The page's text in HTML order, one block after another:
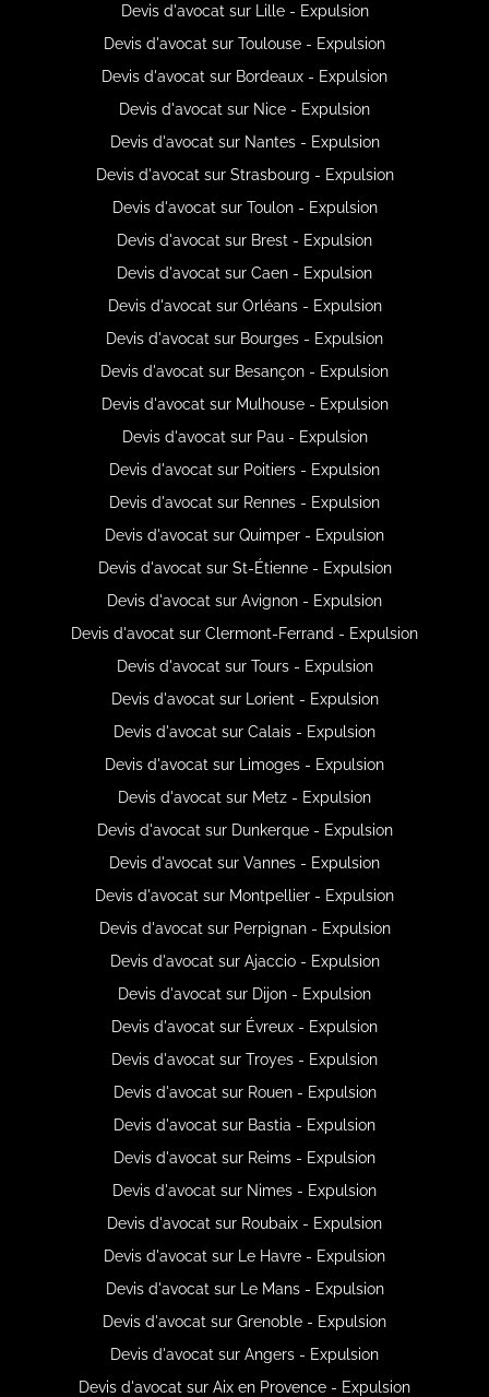
Devis d'avocat sur Lille - Expulsion
Devis d'avocat sur Toulouse - Expulsion
Devis d'avocat sur Bordeaux - Expulsion
Devis d'avocat sur Nice - Expulsion
Devis d'avocat sur Nantes - Expulsion
Devis d'avocat sur Strasbourg - Expulsion
Devis d'avocat sur Toulon - Expulsion
Devis d'avocat sur Brest - Expulsion
Devis d'avocat sur Caen - Expulsion
Devis d'avocat sur Orléans - Expulsion
Devis d'avocat sur Bourges - Expulsion
Devis d'avocat sur Besançon - Expulsion
Devis d'avocat sur Mulhouse - Expulsion
Devis d'avocat sur Pau - Expulsion
Devis d'avocat sur Poitiers - Expulsion
Devis d'avocat sur Rennes - Expulsion
Devis d'avocat sur Quimper - Expulsion
Devis d'avocat sur St-Étienne - Expulsion
Devis d'avocat sur Avignon - Expulsion
Devis d'avocat sur Clermont-Ferrand - Expulsion
Devis d'avocat sur Tours - Expulsion
Devis d'avocat sur Lorient - Expulsion
Devis d'avocat sur Calais - Expulsion
Devis d'avocat sur Limoges - Expulsion
Devis d'avocat sur Metz - Expulsion
Devis d'avocat sur Dunkerque - Expulsion
Devis d'avocat sur Vannes - Expulsion
Devis d'avocat sur Montpellier - Expulsion
Devis d'avocat sur Perpignan - Expulsion
Devis d'avocat sur Ajaccio - Expulsion
Devis d'avocat sur Dijon - Expulsion
Devis d'avocat sur Évreux - Expulsion
Devis d'avocat sur Troyes - Expulsion
Devis d'avocat sur Rouen - Expulsion
Devis d'avocat sur Bastia - Expulsion
Devis d'avocat sur Reims - Expulsion
Devis d'avocat sur Nimes - Expulsion
Devis d'avocat sur Roubaix - Expulsion
Devis d'avocat sur Le Havre - Expulsion
Devis d'avocat sur Le Mans - Expulsion
Devis d'avocat sur Grenoble - Expulsion
Devis d'avocat sur Angers - Expulsion
Devis d'avocat sur Aix en Provence - Expulsion